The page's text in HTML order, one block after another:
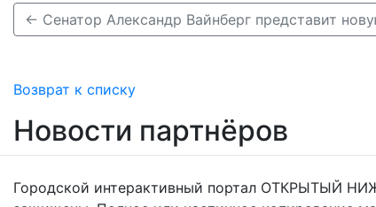
Возврат к списку
Новости партнёров
Городской интерактивный портал ОТКРЫТЫЙ